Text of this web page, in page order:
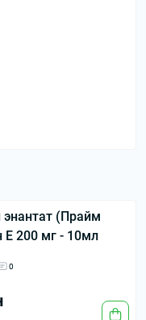
энантат (Прайм
Е 200 мг - 10мл
0